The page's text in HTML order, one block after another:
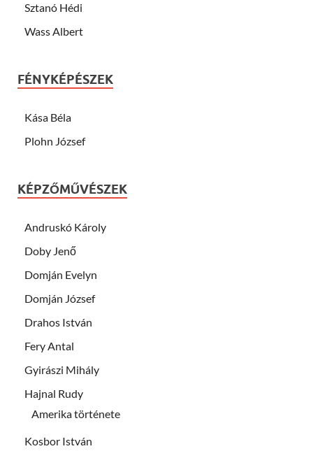
Sztanó Hédi
Wass Albert
FÉNYKÉPÉSZEK
Kása Béla
Plohn József
KÉPZŐMŰVÉSZEK
Andruskó Károly
Doby Jenő
Domján Evelyn
Domján József
Drahos István
Fery Antal
Gyirászi Mihály
Hajnal Rudy
Amerika története
Kosbor István